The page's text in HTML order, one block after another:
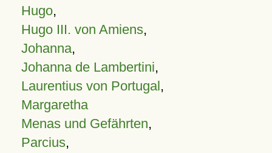
Hugo,
Hugo III. von Amiens,
Johanna,
Johanna de Lambertini,
Laurentius von Portugal,
Margaretha
Menas und Gefährten,
Parcius,